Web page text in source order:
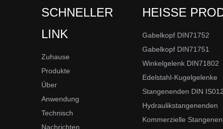
SCHNELLER
LINK
Zuhause
Produkte
Über
Anwendung
Technisch
Nachrichten
HEISSE
Gabelkopf DIN71752
Gabelkopf DIN71751
Winkelgelenk DIN71802
Edelstahl-Kugelgelenke
Stangenenden DIN
Hydraulikstangenenden
Kommerzielle